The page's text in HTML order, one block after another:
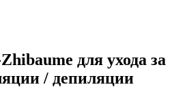
для ухода за
/ депиляции